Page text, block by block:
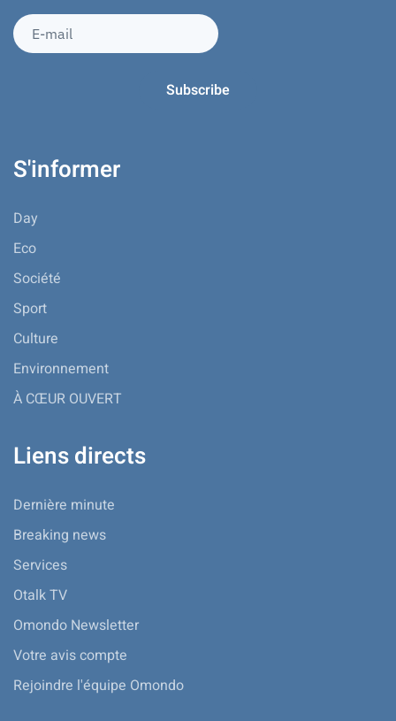
S'informer
Day
Eco
Société
Sport
Culture
Environnement
À CŒUR OUVERT
Liens directs
Dernière minute
Breaking news
Services
Otalk TV
Omondo Newsletter
Votre avis compte
Rejoindre l'équipe Omondo